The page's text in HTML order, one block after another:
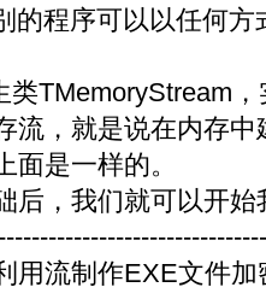
的程序可以以任何方
类TMemoryStream
流，就是说在内存
面是一样的。
后，我们就可以开
用流制作EXE文件